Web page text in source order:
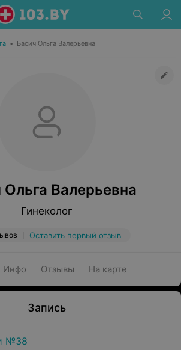
• Басич Ольга Валерьевна
Ольга Валерьевна
Гинеколог
Оставить первый отзыв
Инфо Отзывы На карте
Запись
№38